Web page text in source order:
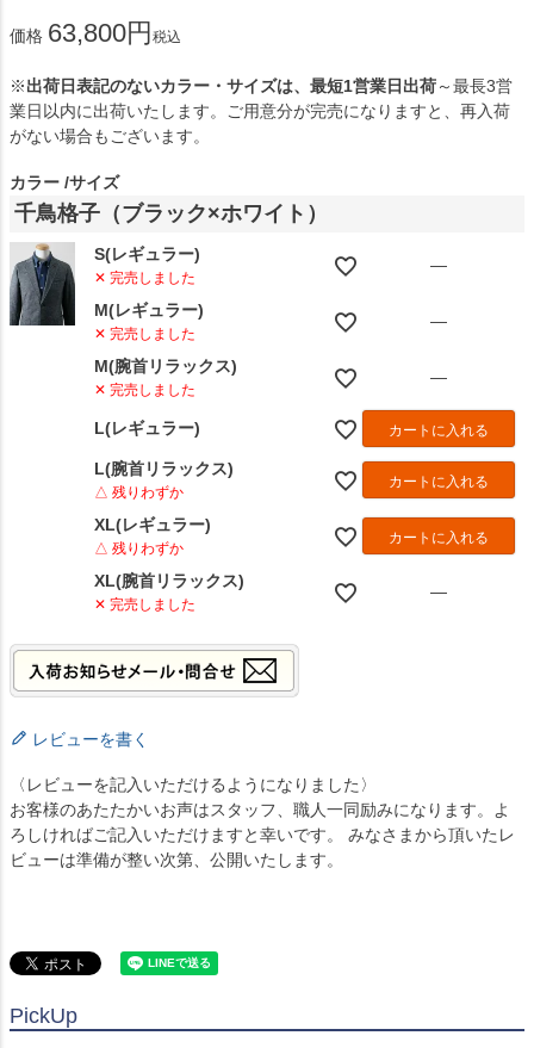
価格 63,800 税込
※出荷日表記のないカラー・サイズは、最短1営業日出荷～最長3営
業日以内に出荷いたします。ご用意分が完売になりますと、再入荷
がない場合もございます。
カラー サイズ
千鳥格子（ブラック×ホワイト）
S(レギュラー)
✕ 完売しました
—
M(レギュラー)
✕ 完売しました
—
M(腕首リラックス)
✕ 完売しました
—
L(レギュラー) カートに入れる
L(腕首リラックス)
△ 残りわずか
カートに入れる
XL(レギュラー)
△ 残りわずか
カートに入れる
XL(腕首リラックス)
✕ 完売しました
—
レビューを書く
〈レビューを記入いただけるようになりました〉
お客様のあたたかいお声はスタッフ、職人一同励みになります。よ
ろしければご記入いただけますと幸いです。 みなさまから頂いたレ
ビューは準備が整い次第、公開いたします。
PickUp